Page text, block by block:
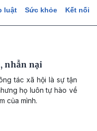
luật Sức khỏe Kết nối
nhẫn nại
tác xã hội là sự tận
họ luôn tự hào về
của mình.